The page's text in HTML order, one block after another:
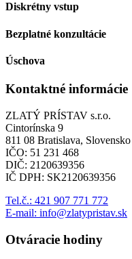
Diskrétny vstup
Bezplatné konzultácie
Úschova
Kontaktné informácie
ZLATÝ PRÍSTAV s.r.o.
Cintorínska 9
811 08 Bratislava, Slovensko
IČO: 51 231 468
DIČ: 2120639356
IČ DPH: SK2120639356
Tel.č.: 421 907 771 772
E-mail: info@zlatypristav.sk
Otváracie hodiny